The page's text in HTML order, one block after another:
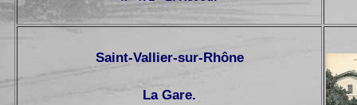
Saint-Vallier-sur-Rhône
La Gare.